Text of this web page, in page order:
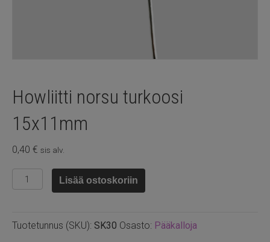
Howliitti norsu turkoosi
15x11mm
0,40 € sis alv.
Howliitti
norsu
määrä
Lisää ostoskoriin
Tuotetunnus (SKU): SK30 Osasto: Pääkalloja